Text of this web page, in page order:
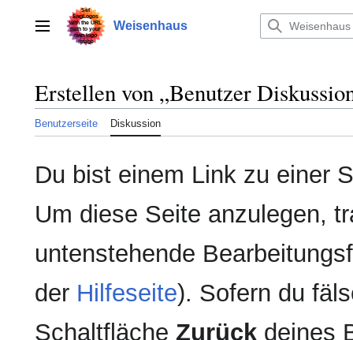
springenHauptmenü Weisenhaus
Erstellen von „Benutzer
Benutzerseite Diskussion
Du bist einem Link zu einer
Um diese Seite anzulegen,
untenstehende
der Hilfeseite). Sofern du
Schaltfläche Zurück deines